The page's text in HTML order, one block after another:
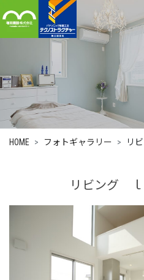
HOME フォトギャラリー リ
リビング ｌ